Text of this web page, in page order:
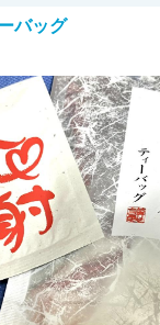
バッグ